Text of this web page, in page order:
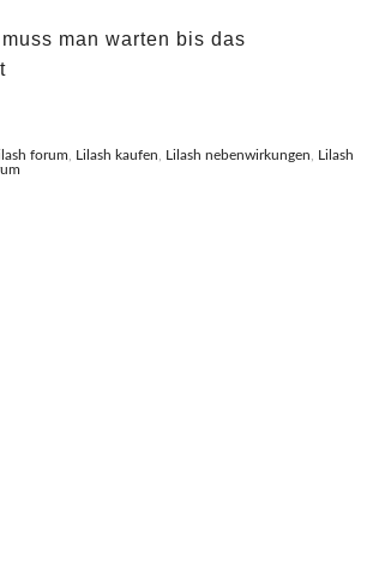
man warten bis das
forum Lilash kaufen Lilash nebenwirkungen
Lilash